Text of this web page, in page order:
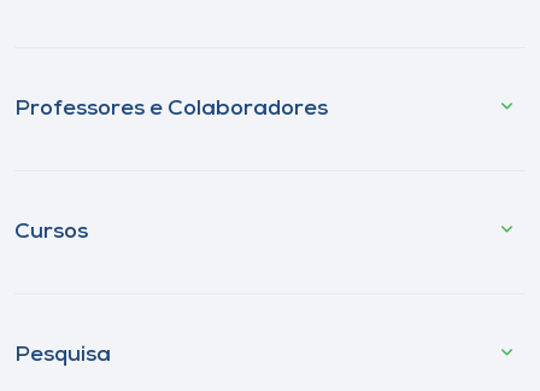
Professores e Colaboradores
Cursos
Pesquisa